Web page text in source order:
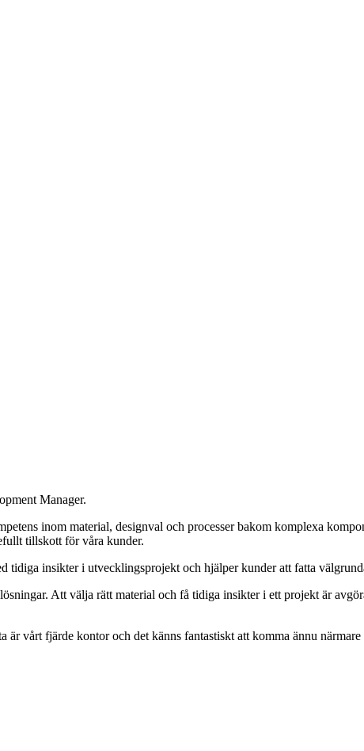
Manager.
inom material, designval och processer bakom komplexa
tillskott för våra kunder.
insikter i utvecklingsprojekt och hjälper kunder att fatta
Att välja rätt material och få tidiga insikter i ett projekt är
vårt fjärde kontor och det känns fantastiskt att komma ännu närmare